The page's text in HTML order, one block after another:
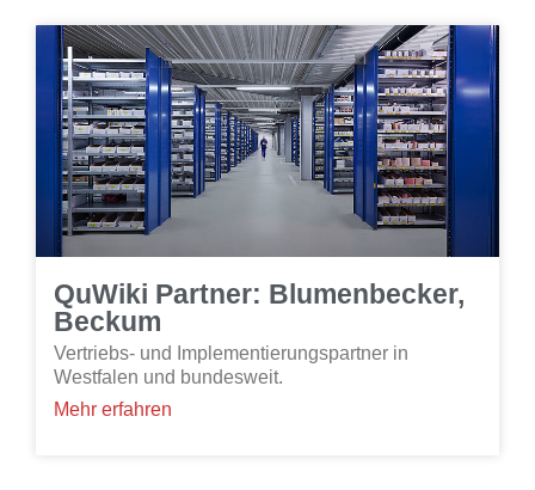
QuWiki Partner: Blumenbecker,
Beckum
Vertriebs- und Implementierungspartner in
Westfalen und bundesweit.
Mehr erfahren